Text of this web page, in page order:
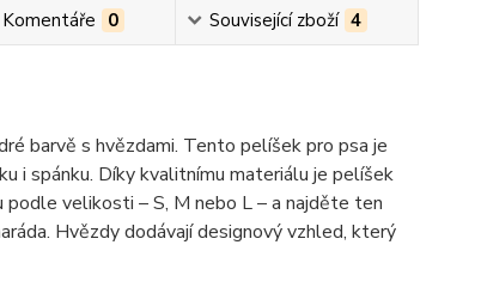
Komentáře 0 Související zboží 4
barvě s hvězdami. Tento pelíšek pro psa je
i spánku. Díky kvalitnímu materiálu je pelíšek
velikosti – S, M nebo L – a najděte ten
Hvězdy dodávají designový vzhled, který